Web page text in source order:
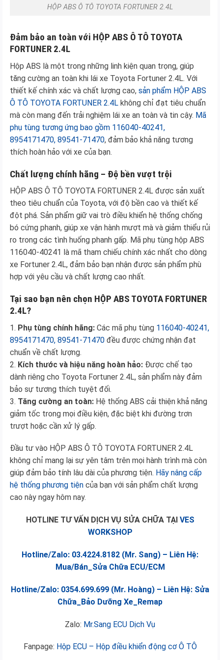
HỘP ABS Ô TÔ TOYOTA FORTUNER 2.4L
Đảm bảo an toàn với HỘP ABS Ô TÔ TOYOTA
FORTUNER 2.4L
Hộp ABS là một trong những linh kiện quan trọng, giúp
tăng cường an toàn khi lái xe Toyota Fortuner 2.4L. Với
thiết kế chính xác và chất lượng cao, sản phẩm HỘP ABS
Ô TÔ TOYOTA FORTUNER 2.4L không chỉ đạt tiêu chuẩn
mà còn mang đến trải nghiệm lái xe an toàn và tin cậy. Mã
phụ tùng tương ứng bao gồm 116040-40241,
8954171470, 89541-71470, đảm bảo khả năng tương
thích hoàn hảo với xe của bạn.
Chất lượng chính hãng – Độ bền vượt trội
HỘP ABS Ô TÔ TOYOTA FORTUNER 2.4L được sản xuất
theo tiêu chuẩn của Toyota, với độ bền cao và thiết kế
đột phá. Sản phẩm giữ vai trò điều khiển hệ thống chống
bó cứng phanh, giúp xe vận hành mượt mà và giảm thiểu rủi
ro trong các tình huống phanh gấp. Mã phụ tùng hộp ABS
116040-40241 là mã tham chiếu chính xác nhất cho dòng
xe Fortuner 2.4L, đảm bảo bạn nhận được sản phẩm phù
hợp với yêu cầu và chất lượng cao nhất.
Tại sao bạn nên chọn HỘP ABS TOYOTA FORTUNER
2.4L?
1. Phụ tùng chính hãng: Các mã phụ tùng 116040-40241,
8954171470, 89541-71470 đều được chứng nhận đạt
chuẩn về chất lượng.
2. Kích thước và hiệu năng hoàn hảo: Được chế tạo
dành riêng cho Toyota Fortuner 2.4L, sản phẩm này đảm
bảo sự tương thích tuyệt đối.
3. Tăng cường an toàn: Hệ thống ABS cải thiện khả năng
giảm tốc trong mọi điều kiện, đặc biệt khi đường trơn
trượt hoặc cần xử lý gấp.
Đầu tư vào HỘP ABS Ô TÔ TOYOTA FORTUNER 2.4L
không chỉ mang lại sự yên tâm trên mọi hành trình mà còn
giúp đảm bảo tính lâu dài của phương tiện. Hãy nâng cấp
hệ thống phương tiện của bạn với sản phẩm chất lượng
cao này ngay hôm nay.
HOTLINE TƯ VẤN DỊCH VỤ SỬA CHỮA TẠI VES
WORKSHOP
Hotline/Zalo: 03.4224.8182 (Mr. Sang) – Liên Hệ:
Mua/Bán_Sửa Chữa ECU/ECM
Hotline/Zalo: 0354.699.699 (Mr. Hoàng) – Liên Hệ: Sửa
Chữa_Bảo Dưỡng Xe_Remap
Zalo: Mr.Sang ECU Dịch Vụ
Fanpage: Hộp ECU – Hộp điều khiển động cơ Ô TÔ